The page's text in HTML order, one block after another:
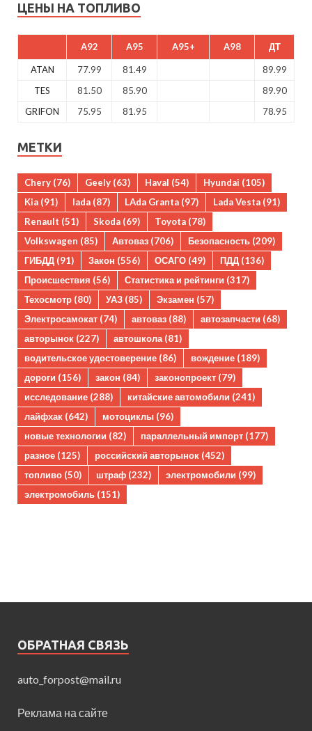
ЦЕНЫ НА ТОПЛИВО
A92 A95 A95+ A98 ДТ
ATAN 77.99 81.49
89.99
TES
81.50 85.90
89.90
GRIFON
75.95 81.95 78.95
МЕТКИ
Chery (76) Geely (63) Haval (54) Hyundai (105)
Kia (91) lada (87) LAda Granta (97) Lada Vesta (91)
Renault (51) Skoda (69) Toyota (78)
Volkswagen (85) Автоваз (706) Безопасность (209)
ГИБДД (91) Закон (556) ОСАГО (49) ПДД (136)
Происшествия (56) Статистика и рейтинги (317)
Техосмотр (80) УАЗ (85) Экзамен (57)
Электросамокат (74) автоваз (88) автозапчасти (68)
авторынок (227) автошкола(81)
водительское удостоверение (86) вождение (189)
дороги (156) закон (84) законопроект (79)
исследование (288) китайские автомобили (241)
лайфхак (642) мотоциклы (96)
новые технологии (82) параллельный импорт (177)
разное (125) российский авторынок (452)
топливо (50) штраф (232) электромобили (99)
электромобиль (151)
ОБРАТНАЯ СВЯЗЬ
auto_forpost@mail.ru
Реклама на сайте